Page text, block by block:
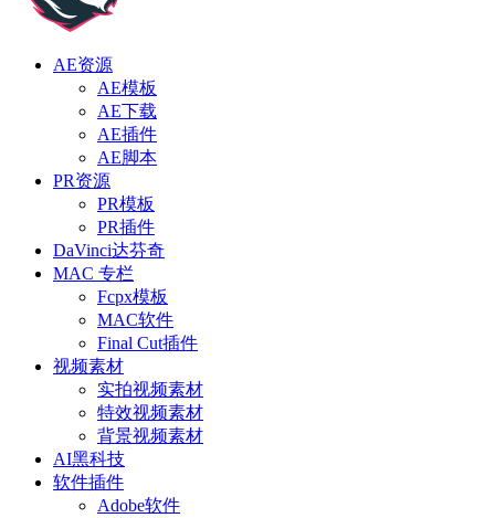
AE资源
AE模板
AE下载
AE插件
AE脚本
PR资源
PR模板
PR插件
DaVinci达芬奇
MAC 专栏
Fcpx模板
MAC软件
Final Cut插件
视频素材
实拍视频素材
特效视频素材
背景视频素材
AI黑科技
软件插件
Adobe软件